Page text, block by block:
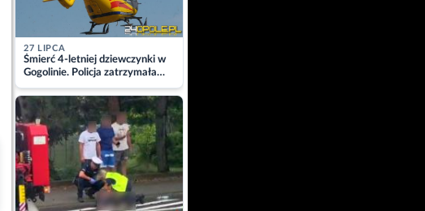
27 LIPCA
Śmierć 4-letniej dziewczynki w
Gogolinie. Policja zatrzymała
matkę